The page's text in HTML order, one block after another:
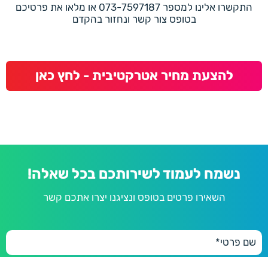
התקשרו אלינו למספר 073-7597187 או מלאו את פרטיכם
בטופס צור קשר ונחזור בהקדם
להצעת מחיר אטרקטיבית - לחץ כאן
נשמח לעמוד לשירותכם בכל שאלה!
השאירו פרטים בטופס ונציגנו יצרו אתכם קשר